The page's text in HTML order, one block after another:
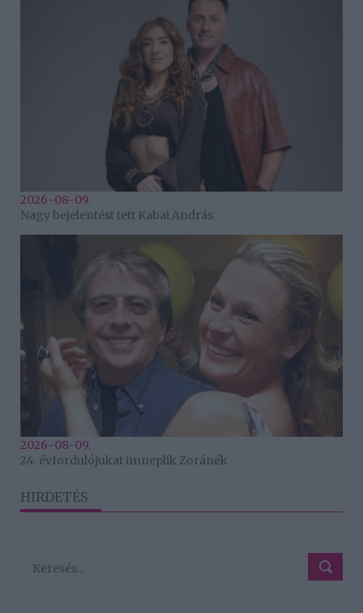
2026-08-09.
Nagy bejelentést tett Kabai András
2026-08-09.
24. évfordulójukat ünneplik Zoránék
HIRDETÉS